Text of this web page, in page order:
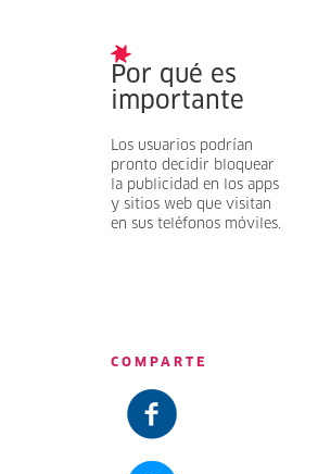
Por qué es
importante
Los usuarios podrían
pronto decidir bloquear
la publicidad en los apps
y sitios web que visitan
en sus teléfonos móviles.
COMPARTE